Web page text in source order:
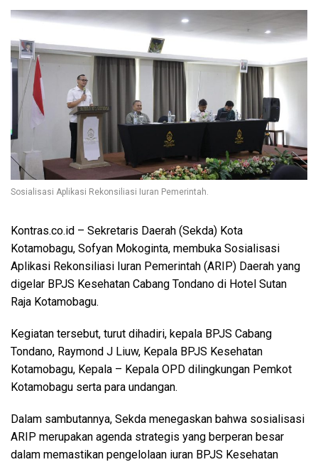
Sosialisasi Aplikasi Rekonsiliasi Iuran Pemerintah.
Kontras.co.id – Sekretaris Daerah (Sekda) Kota
Kotamobagu, Sofyan Mokoginta, membuka Sosialisasi
Aplikasi Rekonsiliasi Iuran Pemerintah (ARIP) Daerah yang
digelar BPJS Kesehatan Cabang Tondano di Hotel Sutan
Raja Kotamobagu.
Kegiatan tersebut, turut dihadiri, kepala BPJS Cabang
Tondano, Raymond J Liuw, Kepala BPJS Kesehatan
Kotamobagu, Kepala – Kepala OPD dilingkungan Pemkot
Kotamobagu serta para undangan.
Dalam sambutannya, Sekda menegaskan bahwa sosialisasi
ARIP merupakan agenda strategis yang berperan besar
dalam memastikan pengelolaan iuran BPJS Kesehatan